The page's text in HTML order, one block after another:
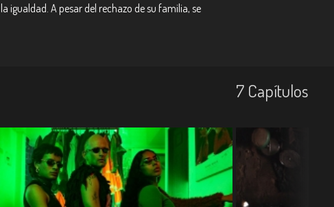
igualdad. A pesar del rechazo de su familia, se
7 Capí­tulos